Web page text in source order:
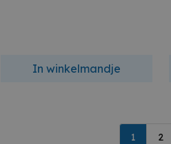
In winkelmandje
1 2